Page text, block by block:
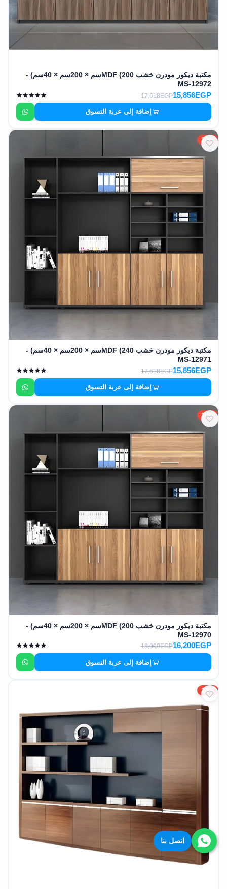
اتصل بنا
مكتبة ديكور مودرن خشب MDF (200سم × 200سم × 40سم) -
MS-12972
15,856EGP
17,618EGP
إضافة إلى عربة التسوق
10%
مكتبة ديكور مودرن خشب MDF (240سم × 200سم × 40سم) -
MS-12971
15,856EGP
17,618EGP
إضافة إلى عربة التسوق
10%
مكتبة ديكور مودرن خشب MDF (200سم × 200سم × 40سم) -
MS-12970
16,200EGP
18,000EGP
إضافة إلى عربة التسوق
10%